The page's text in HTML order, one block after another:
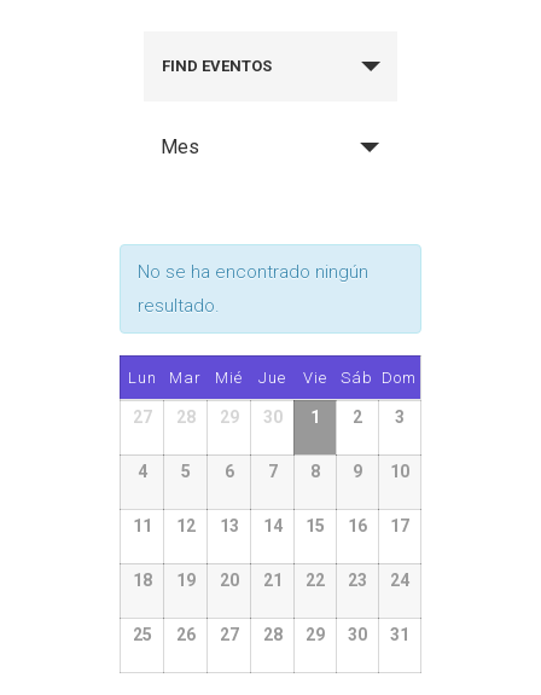
FIND EVENTOS
Mes
No se ha encontrado ningún
resultado.
Calendario
de
Eventos
Calendario
Lun Mar Mié Jue Vie Sáb Dom
27 28 29 30 1 2 3
4 5 6 7 8 9 10
11 12 13 14 15 16 17
18 19 20 21 22 23 24
25 26 27 28 29 30 31